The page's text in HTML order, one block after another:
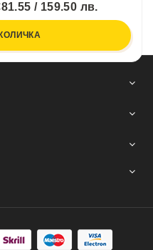
/ 159.50 лв.